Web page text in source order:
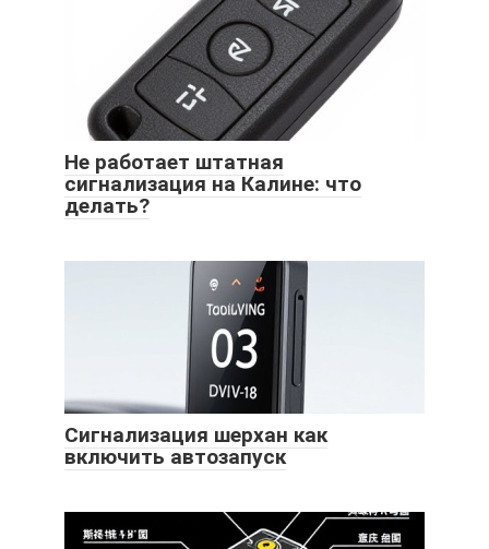
Не работает штатная
сигнализация на Калине: что
делать?
Сигнализация шерхан как
включить автозапуск